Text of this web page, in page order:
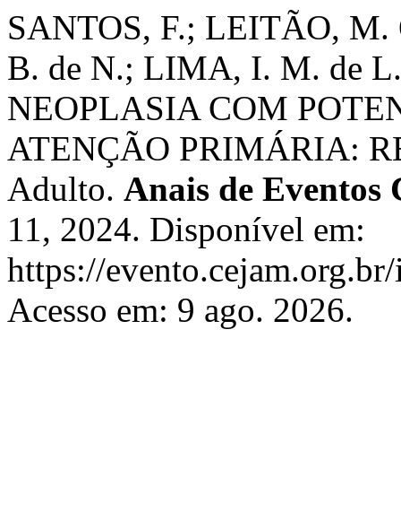
SANTOS, F.; LEITÃO,
B. de N.; LIMA, I. M. de
NEOPLASIA COM
ATENÇÃO PRIMÁRIA:
Adulto. Anais de
11, 2024. Disponível em:
https://
Acesso em: 9 ago. 2026.